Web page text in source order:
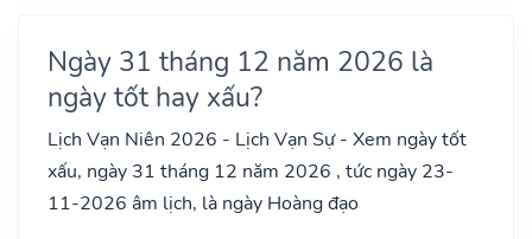
Ngày 31 tháng 12 năm 2026 là
ngày tốt hay xấu?
Lịch Vạn Niên 2026 - Lịch Vạn Sự - Xem ngày tốt
xấu, ngày 31 tháng 12 năm 2026 , tức ngày 23-
11-2026 âm lịch, là ngày Hoàng đạo